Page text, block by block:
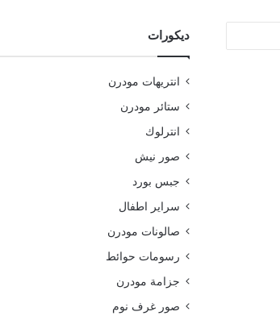
ديكورات
انتريهات مودرن
ستائر مودرن
انترلوك
صور نيش
جبس بورد
سراير اطفال
صالونات مودرن
رسومات حوائط
جزامة مودرن
صور غرف نوم